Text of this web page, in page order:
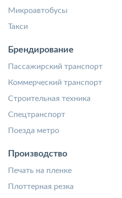
Микроавтобусы
Такси
Брендирование
Пассажирский транспорт
Коммерческий транспорт
Строительная техника
Спецтранспорт
Поезда метро
Производство
Печать на пленке
Плоттерная резка